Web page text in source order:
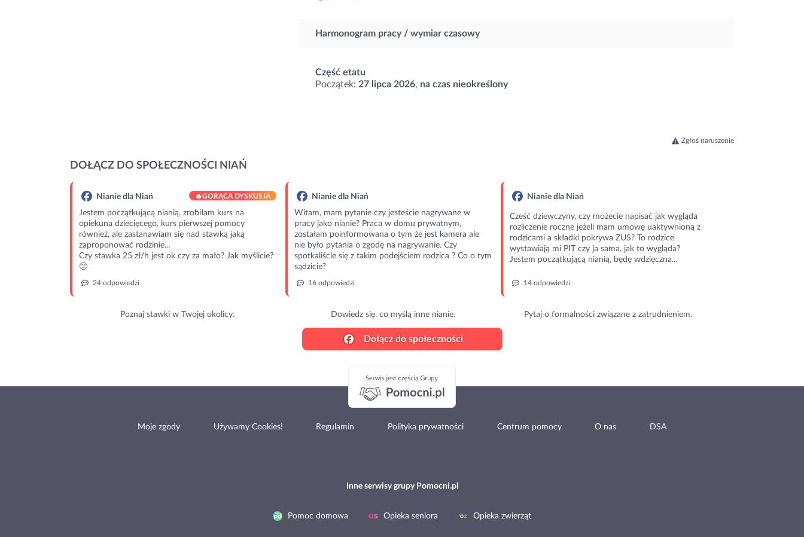
Harmonogram pracy / wymiar czasowy
Część etatu
Początek: 27 lipca 2026, na czas nieokreślony
Zgłoś naruszenie
DOŁĄCZ DO SPOŁECZNOŚCI NIAŃ
Nianie dla Niań 🔥GORĄCA DYSKUSJA
Jestem początkującą nianią, zrobiłam kurs na
opiekuna dziecięcego, kurs pierwszej pomocy
również, ale zastanawiam się nad stawką jaką
zaproponować rodzinie...
Czy stawka 25 zł/h jest ok czy za mało? Jak myślicie?
🙂
24 odpowiedzi
Poznaj stawki w Twojej okolicy.
Nianie dla Niań
Witam, mam pytanie czy jesteście nagrywane w
pracy jako nianie? Praca w domu prywatnym,
zostałam poinformowana o tym że jest kamera ale
nie było pytania o zgodę na nagrywanie. Czy
spotkaliście się z takim podejściem rodzica ? Co o tym
sądzicie?
16 odpowiedzi
Dowiedz się, co myślą inne nianie.
Nianie dla Niań
Cześć dziewczyny, czy możecie napisać jak wygląda
rozliczenie roczne jeżeli mam umowę uaktywnioną z
rodzicami a składki pokrywa ZUS? To rodzice
wystawiają mi PIT czy ja sama, jak to wygląda?
Jestem początkującą nianią, będę wdzięczna...
14 odpowiedzi
Pytaj o formalności związane z zatrudnieniem.
Dołącz do społeczności
Moje zgody Używamy Cookies! Regulamin Polityka prywatności Centrum pomocy O nas DSA
Inne serwisy grupy Pomocni.pl
Pomoc domowa Opieka seniora Opieka zwierząt